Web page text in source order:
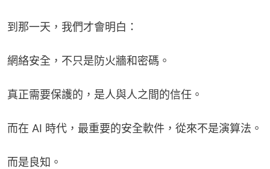
到那一天，我們才會明白：
網絡安全，不只是防火牆和密碼。
真正需要保護的，是人與人之間的信任。
而在 AI 時代，最重要的安全軟件，從來不是演算法。
而是良知。